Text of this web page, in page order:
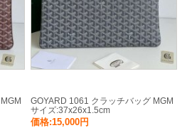
GOYARD 1061 クラッチバッグ MGM
サイズ:37x26x1.5cm
価格:15,000円